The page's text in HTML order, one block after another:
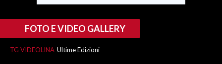
FOTO E VIDEO GALLERY
TG VIDEOLINA Ultime Edizioni